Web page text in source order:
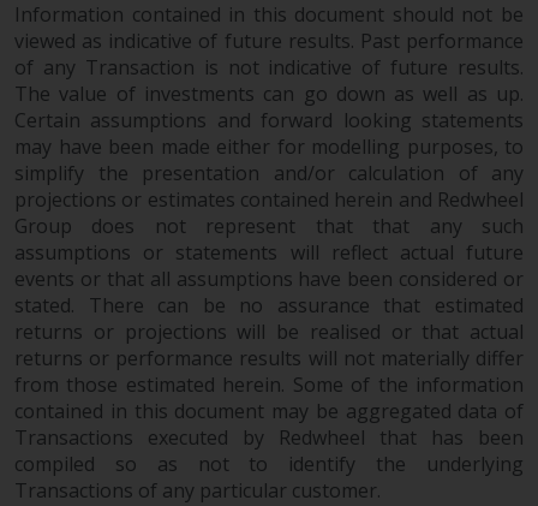
Information contained in this document should not be
viewed as indicative of future results. Past performance
of any Transaction is not indicative of future results.
The value of investments can go down as well as up.
Certain assumptions and forward looking statements
may have been made either for modelling purposes, to
simplify the presentation and/or calculation of any
projections or estimates contained herein and Redwheel
Group does not represent that that any such
assumptions or statements will reflect actual future
events or that all assumptions have been considered or
stated. There can be no assurance that estimated
returns or projections will be realised or that actual
returns or performance results will not materially differ
from those estimated herein. Some of the information
contained in this document may be aggregated data of
Transactions executed by Redwheel that has been
compiled so as not to identify the underlying
Transactions of any particular customer.